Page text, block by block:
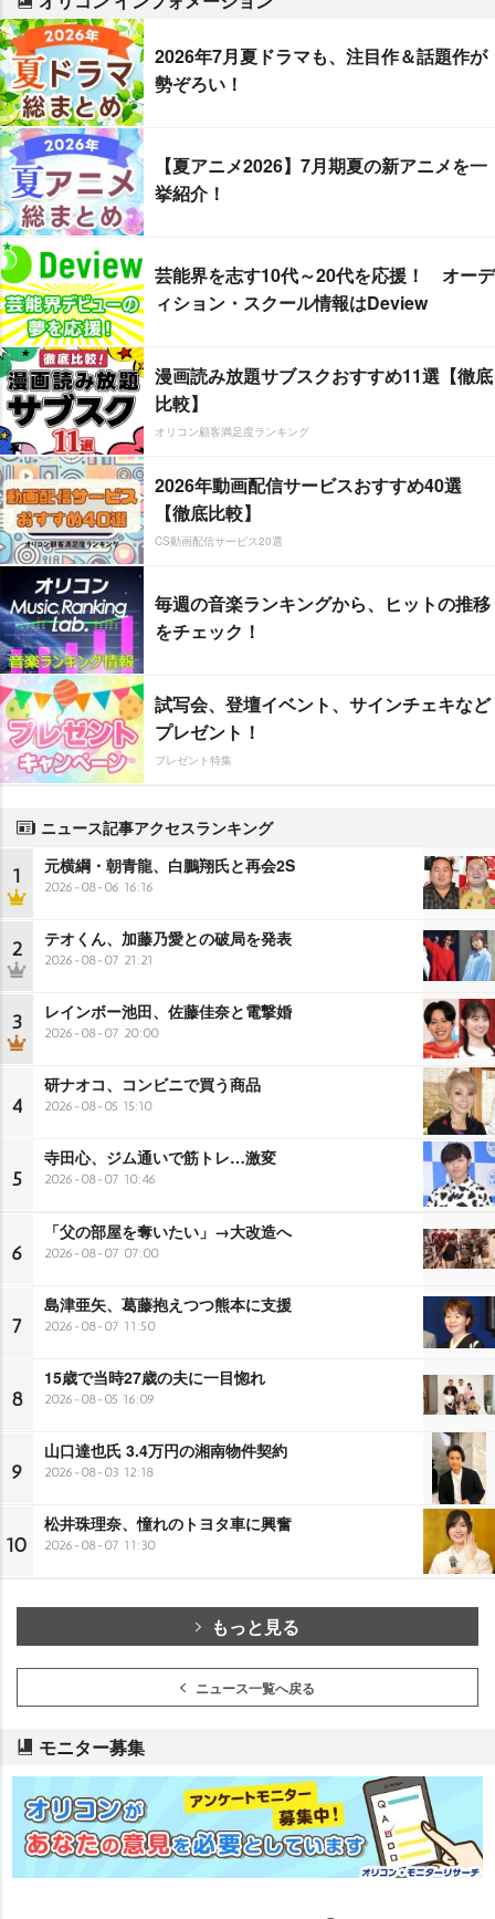
2026年7月夏ドラマも、注目作＆話題作が
勢ぞろい！
【夏アニメ2026】7月期夏の新アニメを一
挙紹介！
芸能界を志す10代～20代を応援！ オーデ
ィション・スクール情報はDeview
漫画読み放題サブスクおすすめ11選【徹底
比較】
オリコン顧客満足度ランキング
2026年動画配信サービスおすすめ40選
【徹底比較】
CS動画配信サービス20選
毎週の音楽ランキングから、ヒットの推移
をチェック！
試写会、登壇イベント、サインチェキなど
プレゼント！
プレゼント特集
ニュース記事アクセスランキング
1 元横綱・朝青龍、白鵬翔氏と再会2S
2026-08-06 16:16
2 テオくん、加藤乃愛との破局を発表
2026-08-07 21:21
3 レインボー池田、佐藤佳奈と電撃婚
2026-08-07 20:00
4
研ナオコ、コンビニで買う商品
2026-08-05 15:10
5
寺田心、ジム通いで筋トレ…激変
2026-08-07 10:46
6
「父の部屋を奪いたい」→大改造へ
2026-08-07 07:00
7
島津亜矢、葛藤抱えつつ熊本に支援
2026-08-07 11:50
8
15歳で当時27歳の夫に一目惚れ
2026-08-05 16:09
9
山口達也氏 3.4万円の湘南物件契約
2026-08-03 12:18
10
松井珠理奈、憧れのトヨタ車に興奮
2026-08-07 11:30
もっと見る
ニュース一覧へ戻る
モニター募集